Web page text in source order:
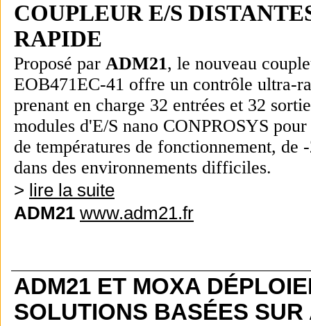
COUPLEUR E/S
RAPIDE
Proposé par ADM21, le nouveau
EOB471EC-41 offre un contrôle ultra-
prenant en charge 32 entrées et 32
modules d'E/S nano CONPROSYS
de températures de fonctionnement, de
dans des environnements difficiles.
> lire la suite
ADM21 www.adm21.fr
ADM21 ET MOXA
SOLUTIONS BASÉES SUR